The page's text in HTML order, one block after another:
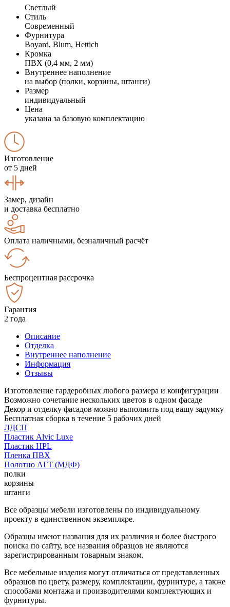
Светлый
Стиль
Современный
Фурнитура
Boyard, Blum, Hettich
Кромка
ПВХ (0,4 мм, 2 мм)
Внутреннее наполнение
на выбор (полки, корзины, штанги)
Размер
индивидуальный
Цена
указана за базовую комплектацию
Изготовление
от 5 дней
Замер, дизайн
и доставка бесплатно
Оплата наличными, безналичный расчёт
Беспроцентная рассрочка
Гарантия
2 года
Описание
Отделка
Внутреннее наполнение
Информация
Отзывы
Изготовление гардеробных любого размера и конфигурации
Возможно сочетание нескольких цветов в одном фасаде
Декор и отделку фасадов можно выполнить под вашу задумку
Бесплатная сборка в течение 5 рабочих дней
ЛДСП
Пластик Alvic Luxe
Пластик HPL
Пленка ПВХ
Полотно АГТ (МДФ)
полки
корзины
штанги
Все образцы мебели изготовлены по индивидуальному
проекту в единственном экземпляре.
Образцы имеют названия для их различия и более быстрого
поиска по сайту, все названия образцов не являются
зарегистрированным товарным знаком.
Все мебельные изделия могут отличаться от представленных
образцов по цвету, размеру, комплектации, фурнитуре, а также
способами монтажа и производителями комплектующих и
фурнитуры.